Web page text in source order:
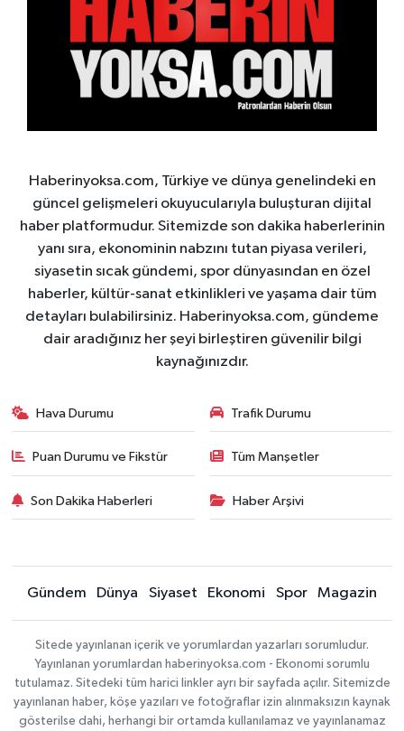
Haberinyoksa.com, Türkiye ve dünya genelindeki en
güncel gelişmeleri okuyucularıyla buluşturan dijital
haber platformudur. Sitemizde son dakika haberlerinin
yanı sıra, ekonominin nabzını tutan piyasa verileri,
siyasetin sıcak gündemi, spor dünyasından en özel
haberler, kültür-sanat etkinlikleri ve yaşama dair tüm
detayları bulabilirsiniz. Haberinyoksa.com, gündeme
dair aradığınız her şeyi birleştiren güvenilir bilgi
kaynağınızdır.
Hava Durumu Trafik Durumu
Puan Durumu ve Fikstür Tüm Manşetler
Son Dakika Haberleri Haber Arşivi
Gündem Dünya Siyaset Ekonomi Spor Magazin
Sitede yayınlanan içerik ve yorumlardan yazarları sorumludur.
Yayınlanan yorumlardan haberinyoksa.com - Ekonomi sorumlu
tutulamaz. Sitedeki tüm harici linkler ayrı bir sayfada açılır. Sitemizde
yayınlanan haber, köşe yazıları ve fotoğraflar izin alınmaksızın kaynak
gösterilse dahi, herhangi bir ortamda kullanılamaz ve yayınlanamaz